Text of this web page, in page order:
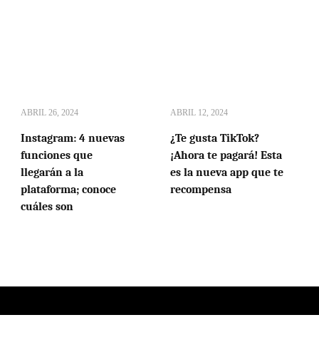
ABRIL 26, 2024
Instagram: 4 nuevas
funciones que
llegarán a la
plataforma; conoce
cuáles son
ABRIL 12, 2024
¿Te gusta TikTok?
¡Ahora te pagará! Esta
es la nueva app que te
recompensa